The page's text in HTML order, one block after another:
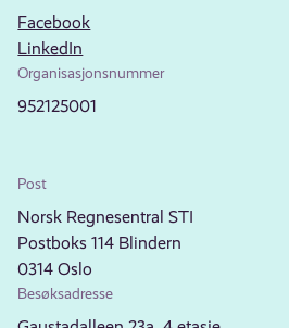
Facebook
LinkedIn
Organisasjonsnummer
952125001
Post
Norsk Regnesentral STI
Postboks 114 Blindern
0314 Oslo
Besøksadresse